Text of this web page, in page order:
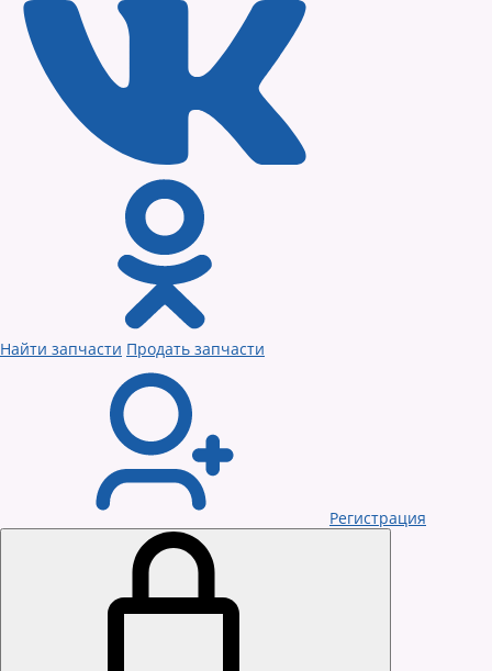
Найти запчасти Продать запчасти
Регистрация